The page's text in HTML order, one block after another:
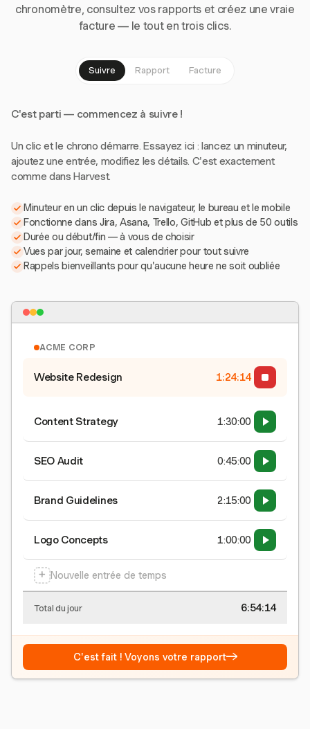
chronomètre, consultez vos rapports et créez une vraie
facture — le tout en trois clics.
Suivre Rapport Facture
C'est parti — commencez à suivre !
Un clic et le chrono démarre. Essayez ici : lancez un minuteur,
ajoutez une entrée, modifiez les détails. C'est exactement
comme dans Harvest.
Minuteur en un clic depuis le navigateur, le bureau et le mobile
Fonctionne dans Jira, Asana, Trello, GitHub et plus de 50 outils
Durée ou début/fin — à vous de choisir
Vues par jour, semaine et calendrier pour tout suivre
Rappels bienveillants pour qu'aucune heure ne soit oubliée
ACME CORP
Website Redesign 1:24:15
Content Strategy 1:30:00
SEO Audit 0:45:00
Brand Guidelines 2:15:00
Logo Concepts 1:00:00
+ Nouvelle entrée de temps
Total du jour 6:54:15
C'est fait ! Voyons votre rapport→